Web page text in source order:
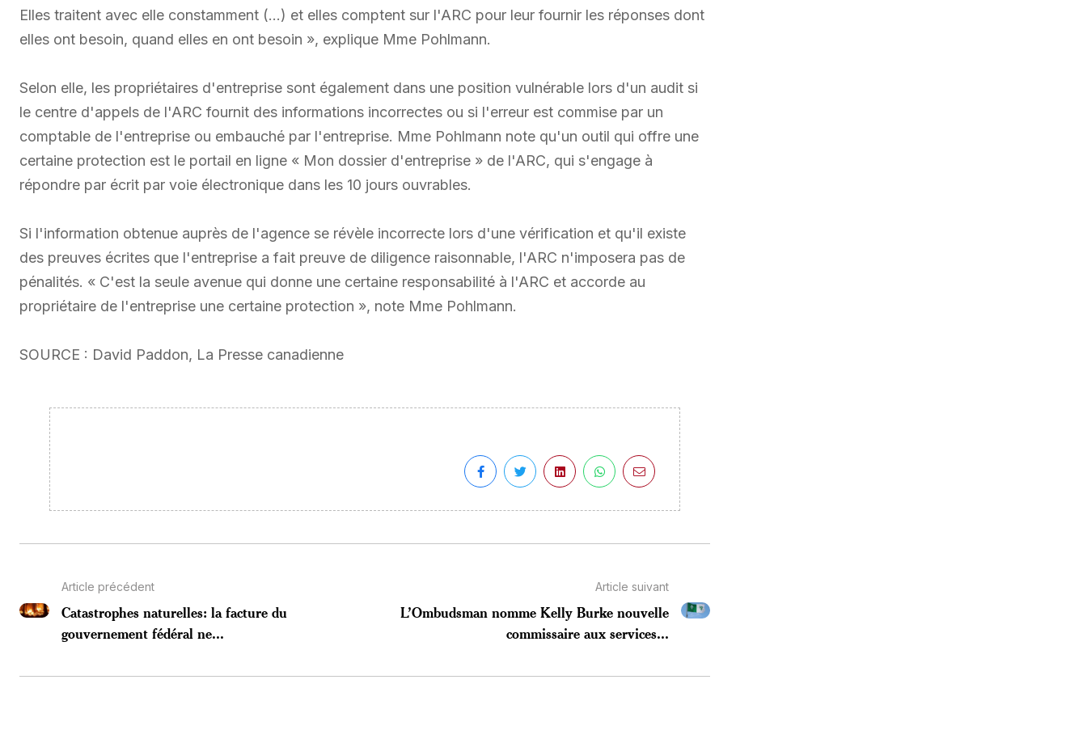
Elles traitent avec elle constamment (…) et elles comptent sur l'ARC pour leur fournir les réponses dont
elles ont besoin, quand elles en ont besoin », explique Mme Pohlmann.
Selon elle, les propriétaires d'entreprise sont également dans une position vulnérable lors d'un audit si
le centre d'appels de l'ARC fournit des informations incorrectes ou si l'erreur est commise par un
comptable de l'entreprise ou embauché par l'entreprise. Mme Pohlmann note qu'un outil qui offre une
certaine protection est le portail en ligne « Mon dossier d'entreprise » de l'ARC, qui s'engage à
répondre par écrit par voie électronique dans les 10 jours ouvrables.
Si l'information obtenue auprès de l'agence se révèle incorrecte lors d'une vérification et qu'il existe
des preuves écrites que l'entreprise a fait preuve de diligence raisonnable, l'ARC n'imposera pas de
pénalités. « C'est la seule avenue qui donne une certaine responsabilité à l'ARC et accorde au
propriétaire de l'entreprise une certaine protection », note Mme Pohlmann.
SOURCE : David Paddon, La Presse canadienne
Article précédent
Catastrophes naturelles: la facture du
gouvernement fédéral ne...
Article suivant
L’Ombudsman nomme Kelly Burke nouvelle
commissaire aux services...